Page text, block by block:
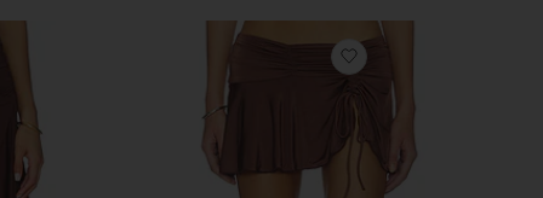
VINE избранноеЮБКА